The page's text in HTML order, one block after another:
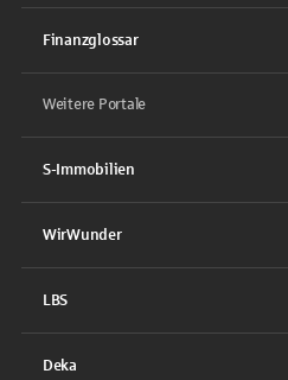
Finanzglossar
Weitere Portale
S-Immobilien
WirWunder
LBS
Deka